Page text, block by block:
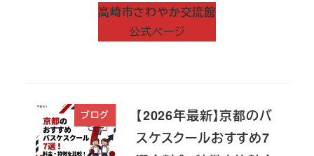
高崎市さわやか交流館
公式ページ
ブログ
【2026年最新】京都のバ
スケスクールおすすめ7